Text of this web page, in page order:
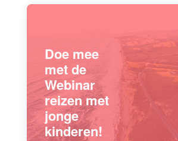
Doe mee
met de
Webinar
reizen met
jonge
kinderen!